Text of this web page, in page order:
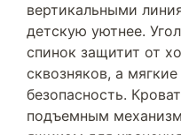
вертикальными
детскую уютнее.
спинок защитит от
сквозняков, а
безопасность.
подъемным